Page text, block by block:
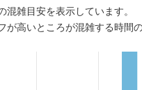
混雑目安を表示しています。
が高いところが混雑する時間の